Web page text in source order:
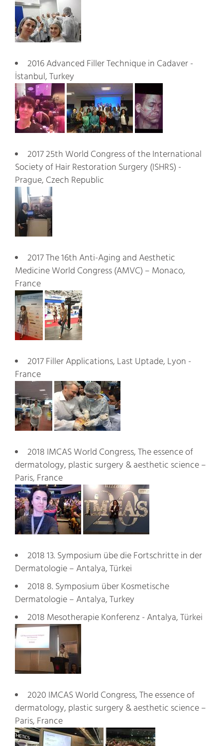
2016 Advanced Filler Technique in Cadaver -
İstanbul, Turkey
2017 25th World Congress of the International
Society of Hair Restoration Surgery (ISHRS) -
Prague, Czech Republic
2017 The 16th Anti-Aging and Aesthetic
Medicine World Congress (AMVC) – Monaco,
France
2017 Filler Applications, Last Uptade, Lyon -
France
2018 IMCAS World Congress, The essence of
dermatology, plastic surgery & aesthetic science –
Paris, France
2018 13. Symposium übe die Fortschritte in der
Dermatologie – Antalya, Türkei
2018 8. Symposium über Kosmetische
Dermatologie – Antalya, Turkey
2018 Mesotherapie Konferenz - Antalya, Türkei
2020 IMCAS World Congress, The essence of
dermatology, plastic surgery & aesthetic science –
Paris, France